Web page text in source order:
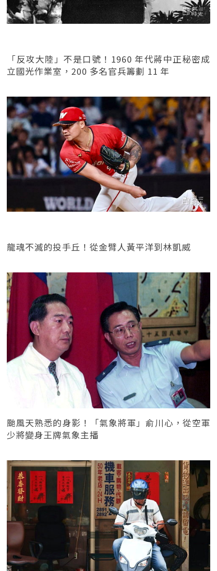
「反攻大陸」不是口號！1960 年代蔣中正秘密成
立國光作業室，200 多名官兵籌劃 11 年
龍魂不滅的投手丘！從金臂人黃平洋到林凱威
颱風天熟悉的身影！「氣象將軍」俞川心，從空軍
少將變身王牌氣象主播